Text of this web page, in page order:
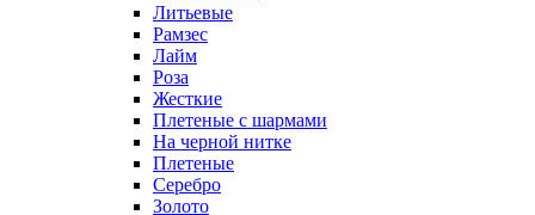
Литьевые
Рамзес
Лайм
Роза
Жесткие
Плетеные с шармами
На черной нитке
Плетеные
Серебро
Золото